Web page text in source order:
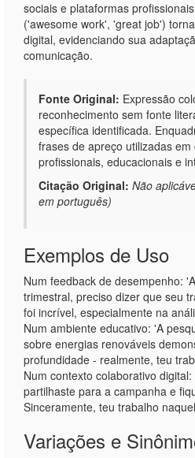
sociais e plataformas
('awesome work', 'great job')
digital, evidenciando sua
comunicação.
Fonte Original: Expressão
reconhecimento sem fonte
específica identificada.
frases de apreço utilizadas em
profissionais, educacionais e
Citação Original: Não
em português)
Exemplos de Uso
Num feedback de desempenho:
trimestral, preciso dizer que seu
foi incrível, especialmente na
Num ambiente educativo: 'A
sobre energias renováveis
profundidade - realmente, teu
Num contexto colaborativo
partilhaste para a campanha e
Sinceramente, teu trabalho
Variações e